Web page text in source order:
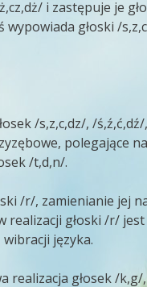
i zastępuje je
głoski /
/s,z,c,dz/, /
polegające
/t,d,n/.
/r/, zamienianie jej
głoski /r/
języka.
realizacja głosek /